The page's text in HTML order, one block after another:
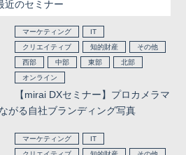
近のセミナー
マーケティング
IT
クリエイティブ
知的財産
その他
西部
中部 東部
北部
オンライン
【mirai DXセミナー】プロカメラマ
がる自社ブランディング写真
マーケティング
IT